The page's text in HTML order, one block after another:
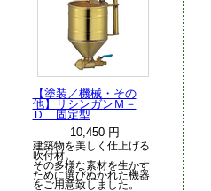
【塗装／機械・その
他】リシンガンＭ－
Ｄ 固定型
10,450 円
建築物を美しく仕上げる
吹付材。
その多様な素材を生かす
ために選びぬかれた機器
をご用意致しました。